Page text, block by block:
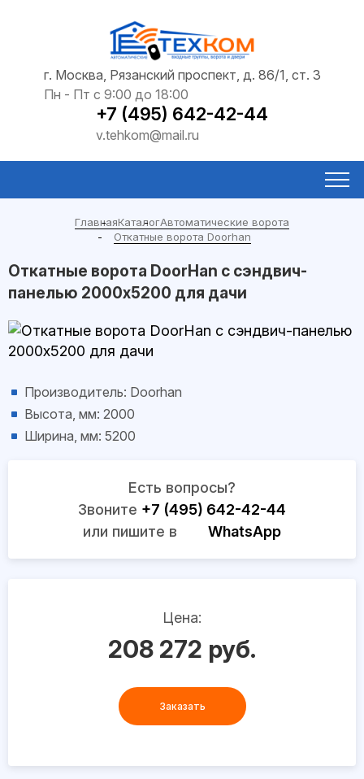
г. Москва, Рязанский проспект, д. 86/1, ст. 3
Пн - Пт с 9:00 до 18:00
+7 (495) 642-42-44
v.tehkom@mail.ru
ГлавнаяКаталогАвтоматические ворота
Откатные ворота Doorhan
Откатные ворота DoorHan с сэндвич-
панелью 2000x5200 для дачи
Производитель: Doorhan
Высота, мм: 2000
Ширина, мм: 5200
Есть вопросы?
Звоните +7 (495) 642-42-44
или пишите в
WhatsApp
Цена:
208 272 руб.
Заказать